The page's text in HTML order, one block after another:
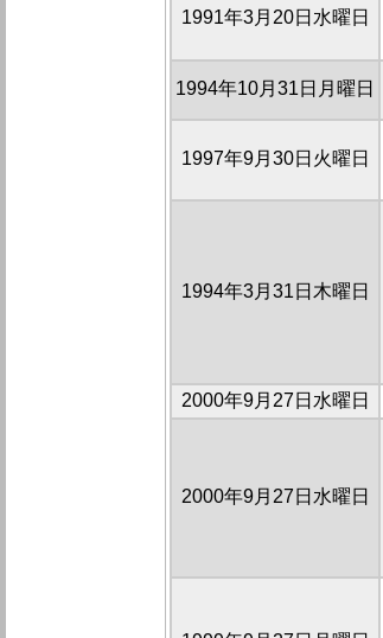
1991年3月20日水曜日
1994年10月31日月曜日
1997年9月30日火曜日
1994年3月31日木曜日
2000年9月27日水曜日
2000年9月27日水曜日